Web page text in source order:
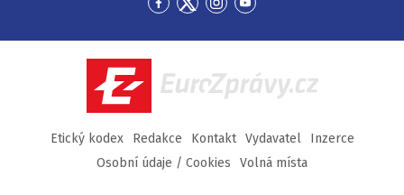
Přejít
Facebook
Přejít
Twitter
Přejít
Instagram
Přejít
YouTube
EuroZprávy.cz
Etický kodex Redakce Kontakt Vydavatel
Inzerce
Osobní údaje / Cookies
Volná místa